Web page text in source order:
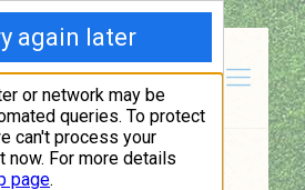
Show all